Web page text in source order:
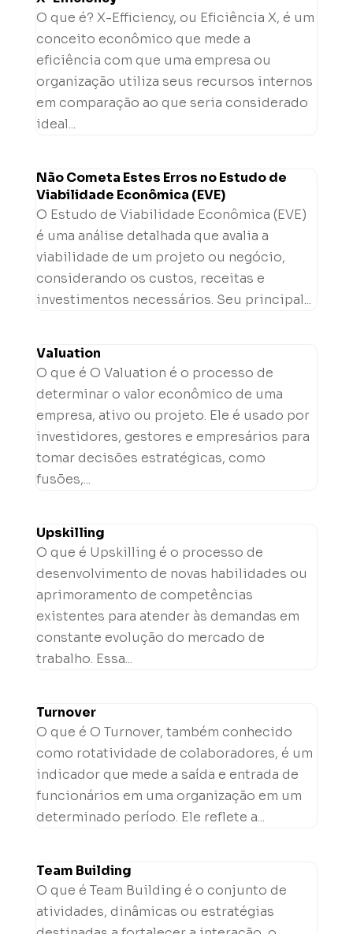
O que é? X-Efficiency, ou Eficiência X, é um
conceito econômico que mede a
eficiência com que uma empresa ou
organização utiliza seus recursos internos
em comparação ao que seria considerado
ideal...
Não Cometa Estes Erros no Estudo de
Viabilidade Econômica (EVE)
O Estudo de Viabilidade Econômica (EVE)
é uma análise detalhada que avalia a
viabilidade de um projeto ou negócio,
considerando os custos, receitas e
investimentos necessários. Seu principal...
Valuation
O que é O Valuation é o processo de
determinar o valor econômico de uma
empresa, ativo ou projeto. Ele é usado por
investidores, gestores e empresários para
tomar decisões estratégicas, como
fusões,...
Upskilling
O que é Upskilling é o processo de
desenvolvimento de novas habilidades ou
aprimoramento de competências
existentes para atender às demandas em
constante evolução do mercado de
trabalho. Essa...
Turnover
O que é O Turnover, também conhecido
como rotatividade de colaboradores, é um
indicador que mede a saída e entrada de
funcionários em uma organização em um
determinado período. Ele reflete a...
Team Building
O que é Team Building é o conjunto de
atividades, dinâmicas ou estratégias